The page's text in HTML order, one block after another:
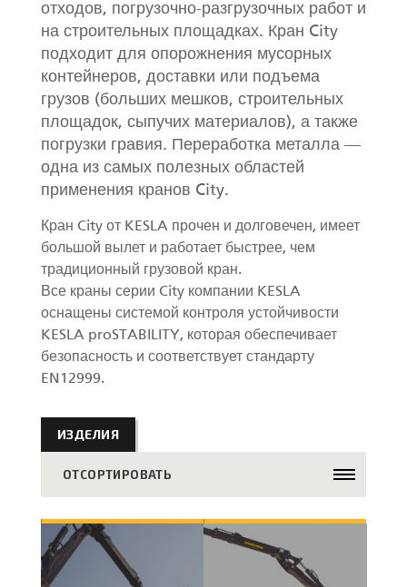
отходов, погрузочно-разгрузочных работ и
на строительных площадках. Кран City
подходит для опорожнения мусорных
контейнеров, доставки или подъема
грузов (больших мешков, строительных
площадок, сыпучих материалов), а также
погрузки гравия. Переработка металла —
одна из самых полезных областей
применения кранов City.
Кран City от KESLA прочен и долговечен, имеет
большой вылет и работает быстрее, чем
традиционный грузовой кран.
Все краны серии City компании KESLA
оснащены системой контроля устойчивости
KESLA proSTABILITY, которая обеспечивает
безопасность и соответствует стандарту
EN12999.
ИЗДЕЛИЯ
ОТСОРТИРОВАТЬ